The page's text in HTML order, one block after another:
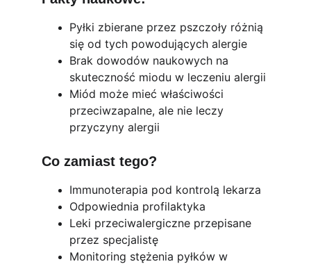
Pyłki zbierane przez pszczoły różnią
się od tych powodujących alergie
Brak dowodów naukowych na
skuteczność miodu w leczeniu alergii
Miód może mieć właściwości
przeciwzapalne, ale nie leczy
przyczyny alergii
Co zamiast tego?
Immunoterapia pod kontrolą lekarza
Odpowiednia profilaktyka
Leki przeciwalergiczne przepisane
przez specjalistę
Monitoring stężenia pyłków w